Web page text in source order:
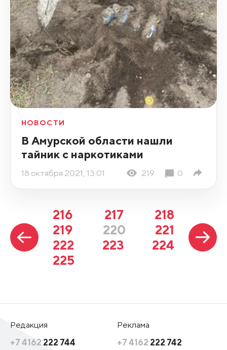
НОВОСТИ
В Амурской области нашли
тайник с наркотиками
18 октября 2021, 13:01 219 0
216 217
218
219
220
221
222
223
224
225
Редакция
+7 4162 222 744
Реклама
+7 4162 222 742